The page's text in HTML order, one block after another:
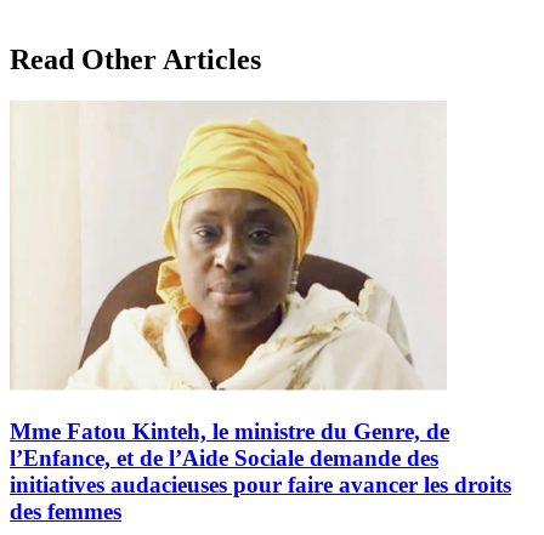
Read Other Articles
Mme Fatou Kinteh, le ministre du Genre, de
l’Enfance, et de l’Aide Sociale demande des
initiatives audacieuses pour faire avancer les droits
des femmes